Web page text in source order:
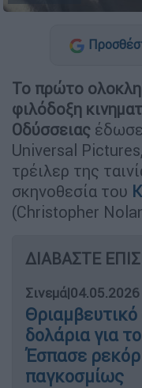
Το πρώτο
φιλόδοξη
Οδύσσειας
Universal
τρέιλερ της
σκηνοθεσία του
(Christopher
ΔΙΑΒΑΣΤΕ
Σινεμά|
δολάρια για
Έσπασε
παγκοσμίως